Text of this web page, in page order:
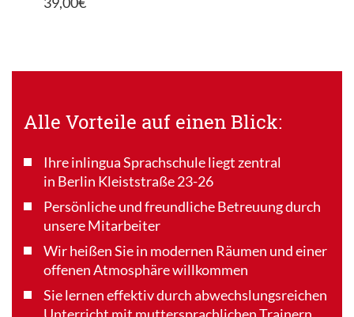
Alle Vorteile auf einen Blick:
Ihre inlingua Sprachschule liegt zentral
in Berlin Kleiststraße 23-26
Persönliche und freundliche Betreuung durch
unsere Mitarbeiter
Wir heißen Sie in modernen Räumen und einer
offenen Atmosphäre willkommen
Sie lernen effektiv durch abwechslungsreichen
Unterricht mit muttersprachlichen Trainern